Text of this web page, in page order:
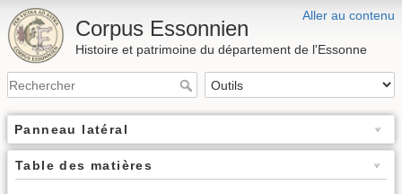
Aller au contenu
Corpus Essonnien
Histoire et patrimoine du département de l'Essonne
Panneau latéral
Table des matières